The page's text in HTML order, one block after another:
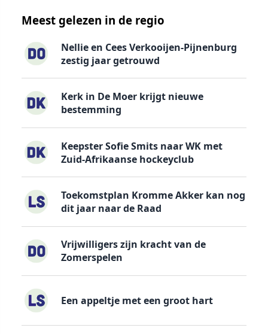
Meest gelezen in de regio
Nellie en Cees Verkooijen-Pijnenburg
zestig jaar getrouwd
Kerk in De Moer krijgt nieuwe
bestemming
Keepster Sofie Smits naar WK met
Zuid-Afrikaanse hockeyclub
Toekomstplan Kromme Akker kan nog
dit jaar naar de Raad
Vrijwilligers zijn kracht van de
Zomerspelen
Een appeltje met een groot hart